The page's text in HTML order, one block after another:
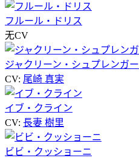
フルール・ドリス
无CV
ジャクリーン・シュプレンガー
CV: 尾崎 真実
イブ・クライン
CV: 長妻 樹里
ビビ・クッショーニ